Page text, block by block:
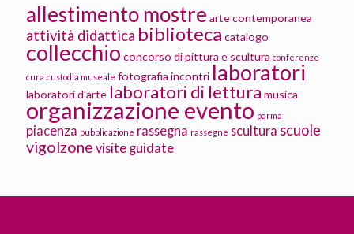
allestimento mostre arte contemporanea
attività didattica biblioteca catalogo
collecchio concorso di pittura e scultura conferenze
cura custodia museale fotografia incontri laboratori
laboratori d'arte laboratori di lettura musica
organizzazione evento parma
piacenza pubblicazione rassegna rassegne scultura scuole
vigolzone visite guidate